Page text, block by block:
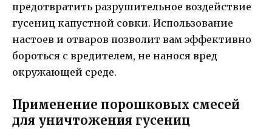
предотвратить разрушительное воздействие
гусениц капустной совки. Использование
настоев и отваров позволит вам эффективно
бороться с вредителем, не нанося вред
окружающей среде.
Применение порошковых смесей
для уничтожения гусениц